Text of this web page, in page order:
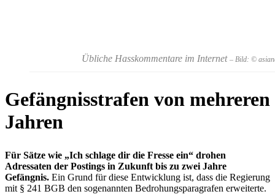
Übliche Hasskommentare im Internet – Bild: ©
Gefängnisstrafen von mehreren
Jahren
Für Sätze wie „Ich schlage dir die Fresse ein“ drohen
Adressaten der Postings in Zukunft bis zu zwei Jahre
Gefängnis. Ein Grund für diese Entwicklung ist, dass die Regierung
mit § 241 BGB den sogenannten Bedrohungsparagrafen erweiterte.